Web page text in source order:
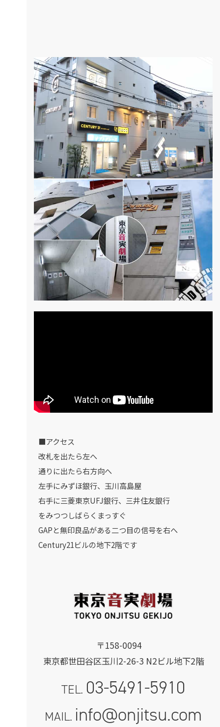
〒158-0094
東京都世田谷区玉川2-26-3 N2ビル地下2階
TEL. 03-5491-5910
MAIL. info@onjitsu.com
■アクセス
改札を出たら左へ
通りに出たら右方向へ
左手にみずほ銀行、玉川高島屋
右手に三菱東京UFJ銀行、三井住友銀行
をみつつしばらくまっすぐ
GAPと無印良品がある二つ目の信号を右へ
Century21ビルの地下2階です